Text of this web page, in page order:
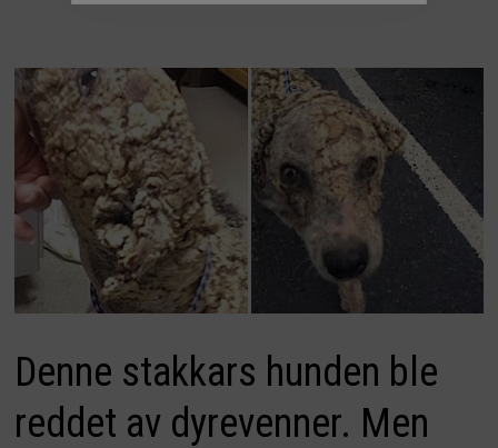
Denne stakkars hunden ble
reddet av dyrevenner. Men